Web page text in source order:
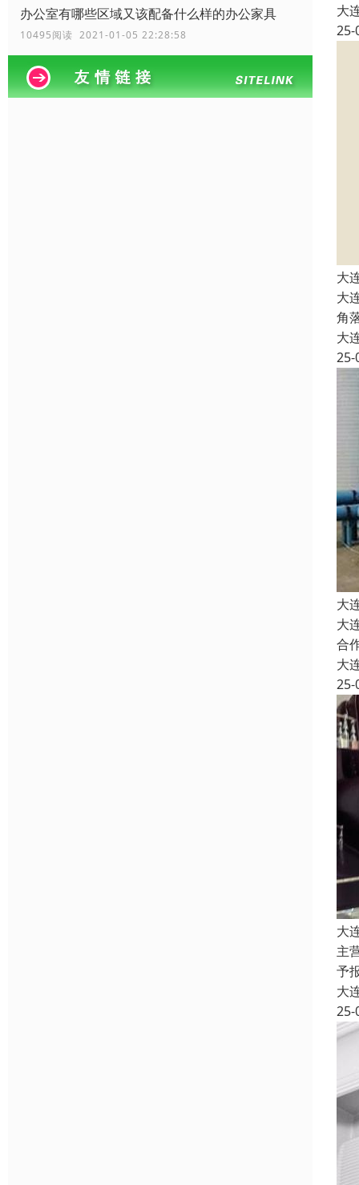
办公室有哪些区域又该配备什么样的办公家具
10495阅读 2021-01-05 22:28:58
大
25-
大
大
角
大
25-
大
大
合
大
25-
大
主
予
大
25-